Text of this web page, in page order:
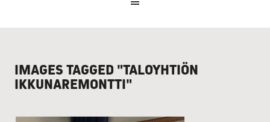
IMAGES TAGGED "TALOYHTIÖN
IKKUNAREMONTTI"